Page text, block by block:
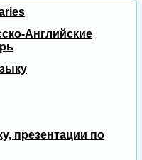
Английские
презентации по